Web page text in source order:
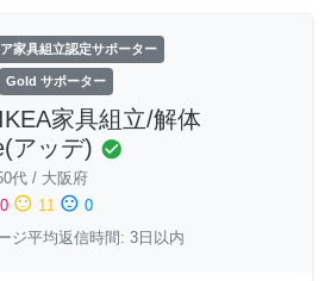
家具組立認定サポーター
Gold サポーター
家具組立/解体
アッデ) check_circle
代 / 大阪府
sentiment_neutral 11 sentiment_dissatisfied 0
ジ平均返信時間: 3日以内